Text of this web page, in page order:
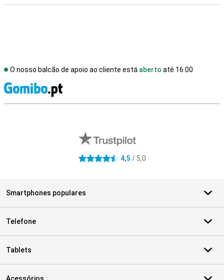
O nosso balcão de apoio ao cliente está aberto até 16.00
4.5 estrelas 4,5 / 5,0
Smartphones populares
Telefone
Tablets